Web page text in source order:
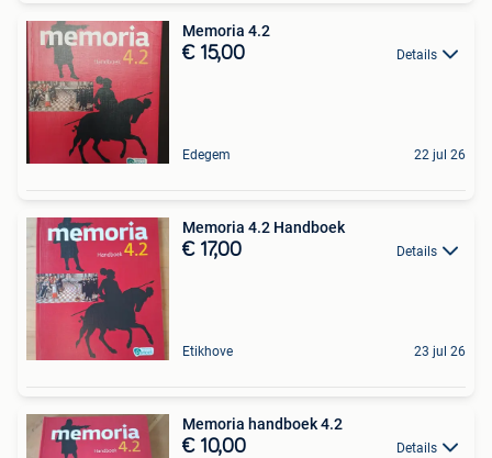
Memoria 4.2
€ 15,00 Details
Edegem 22 jul 26
Memoria 4.2 Handboek
€ 17,00 Details
Etikhove 23 jul 26
Memoria handboek 4.2
€ 10,00 Details